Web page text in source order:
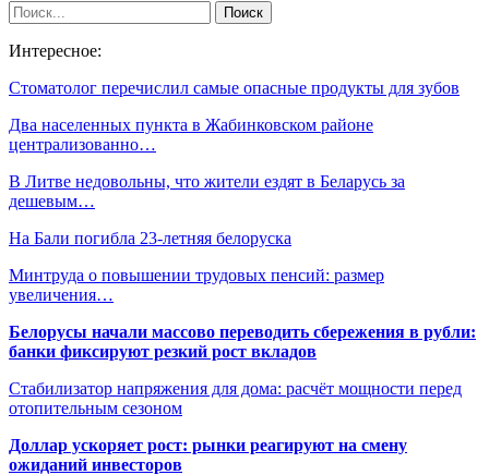
Интересное:
Стоматолог перечислил самые опасные продукты для зубов
Два населенных пункта в Жабинковском районе
централизованно…
В Литве недовольны, что жители ездят в Беларусь за
дешевым…
На Бали погибла 23-летняя белоруска
Минтруда о повышении трудовых пенсий: размер
увеличения…
Белорусы начали массово переводить сбережения в рубли:
банки фиксируют резкий рост вкладов
Стабилизатор напряжения для дома: расчёт мощности перед
отопительным сезоном
Доллар ускоряет рост: рынки реагируют на смену
ожиданий инвесторов